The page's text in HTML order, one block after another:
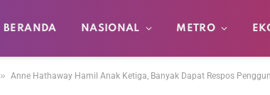
BERANDA NASIONAL METRO
» Anne Hathaway Hamil Anak Ketiga, Banyak Dapat Respos